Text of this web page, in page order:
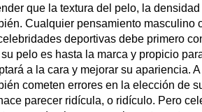
que la textura del pelo, la
Cualquier pensamiento masculino
deportivas debe primero
pelo es hasta la marca y propicio
a la cara y mejorar su apariencia.
cometen errores en la elección de
parecer ridícula, o ridículo. Pero